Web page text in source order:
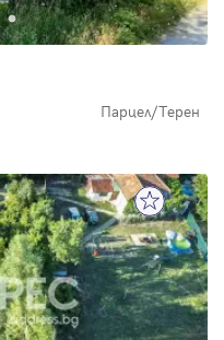
Парцел/Терен